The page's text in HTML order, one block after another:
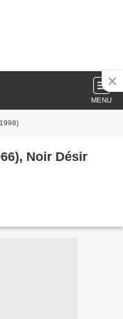
MENU
Noir Désir